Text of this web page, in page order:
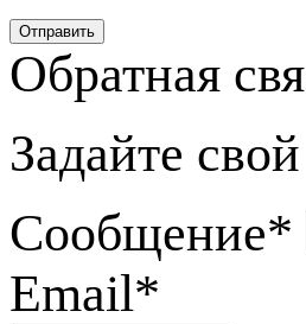
Обратная
Задайте
Сообщение*
Email*